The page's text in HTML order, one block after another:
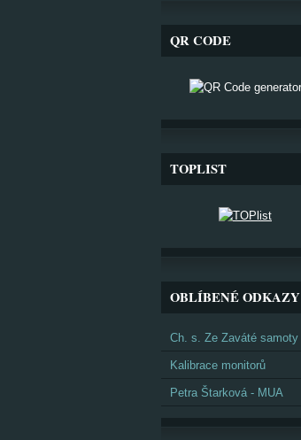
QR CODE
TOPLIST
OBLÍBENÉ ODKAZY
Ch. s. Ze Zaváté samoty
Kalibrace monitorů
Petra Štarková - MUA